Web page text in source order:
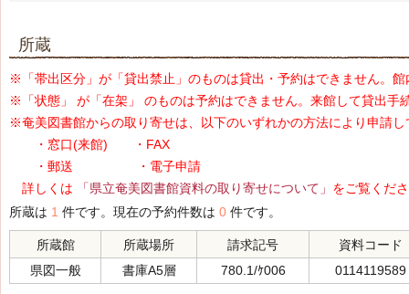
所蔵
※「帯出区分」が「貸出禁止」のものは貸出・予約はできません。
※「状態」 が「在架」 のものは予約はできません。来館して貸出手
※奄美図書館からの取り寄せは、以下のいずれかの方法により申請し
・窓口(来館) ・FAX
・郵送 ・電子申請
詳しくは
「県立奄美図書館資料の取り寄せについて」 をご覧くだ
所蔵は 1 件です。現在の予約件数は 0 件です。
所蔵館 所蔵場所 請求記号
資料コード
県図一般
書庫A5層 780.1/ｹ006 0114119589